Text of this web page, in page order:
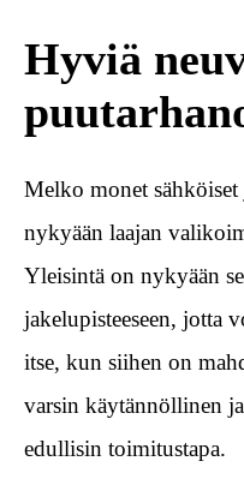
Hyviä
Melko monet
nykyään laajan
Yleisintä on nykyään
jakelupisteeseen, jotta
itse, kun siihen on
varsin käytännöllinen ja
edullisin toimitustapa.